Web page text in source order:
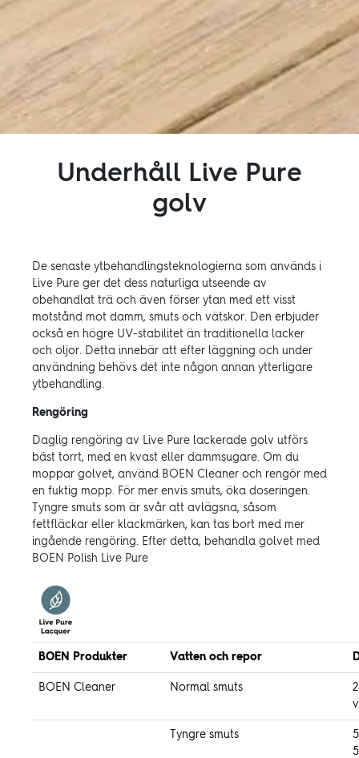
Tekniskt
Följ oss:
FacebookInstagram
PinterestLinkedinYoutube
Underhåll Live Pure
golv
De senaste ytbehandlingsteknologierna som används i
Live Pure ger det dess naturliga utseende av
obehandlat trä och även förser ytan med ett visst
motstånd mot damm, smuts och vätskor. Den erbjuder
också en högre UV-stabilitet än traditionella lacker
och oljor. Detta innebär att efter läggning och under
användning behövs det inte någon annan ytterligare
ytbehandling.
Rengöring
Daglig rengöring av Live Pure lackerade golv utförs
bäst torrt, med en kvast eller dammsugare. Om du
moppar golvet, använd BOEN Cleaner och rengör med
en fuktig mopp. För mer envis smuts, öka doseringen.
Tyngre smuts som är svår att avlägsna, såsom
fettfläckar eller klackmärken, kan tas bort med mer
ingående rengöring. Efter detta, behandla golvet med
BOEN Polish Live Pure
BOEN Produkter Vatten och repor
BOEN Cleaner Normal smuts
Tyngre smuts